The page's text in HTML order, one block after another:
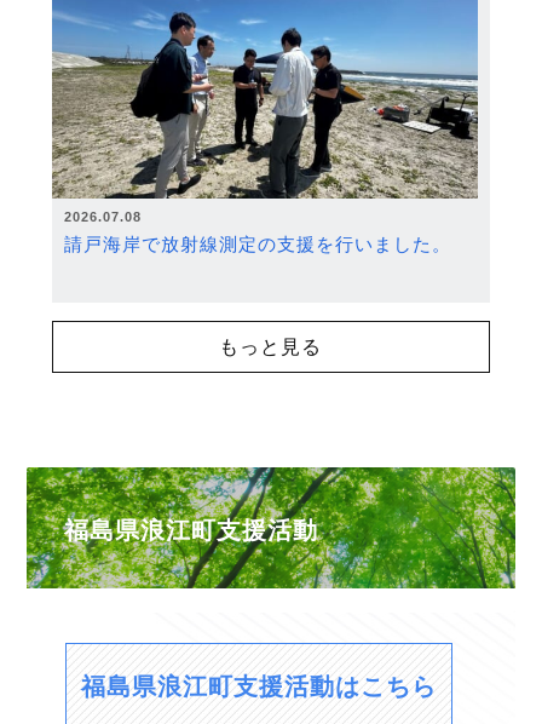
2026.07.08
請戸海岸で放射線測定の支援を行いました。
もっと見る
福島県浪江町支援活動
福島県浪江町支援活動はこちら